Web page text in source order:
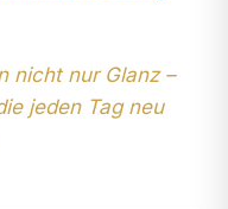
nicht nur Glanz –
jeden Tag neu